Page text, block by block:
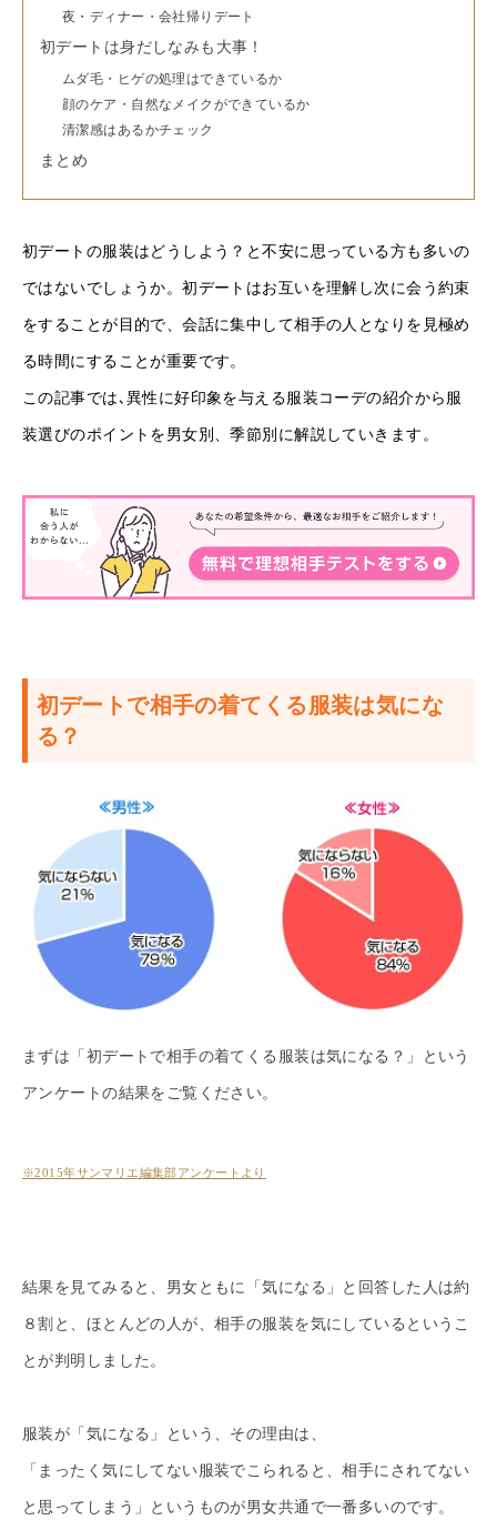
夜・ディナー・会社帰りデート
初デートは身だしなみも大事！
ムダ毛・ヒゲの処理はできているか
顔のケア・自然なメイクができているか
清潔感はあるかチェック
まとめ
初デートの服装はどうしよう？と不安に思っている方も多いの
ではないでしょうか。初デートはお互いを理解し次に会う約束
をすることが目的で、会話に集中して相手の人となりを見極め
る時間にすることが重要です。
この記事では､異性に好印象を与える服装コーデの紹介から服
装選びのポイントを男女別、季節別に解説していきます。
初デートで相手の着てくる服装は気にな
る？
まずは「初デートで相手の着てくる服装は気になる？」という
アンケートの結果をご覧ください。
※2015年サンマリエ編集部アンケートより
結果を見てみると、男女ともに「気になる」と回答した人は約
８割と、ほとんどの人が、相手の服装を気にしているというこ
とが判明しました。
服装が「気になる」という、その理由は、
「まったく気にしてない服装でこられると、相手にされてない
と思ってしまう」というものが男女共通で一番多いのです。